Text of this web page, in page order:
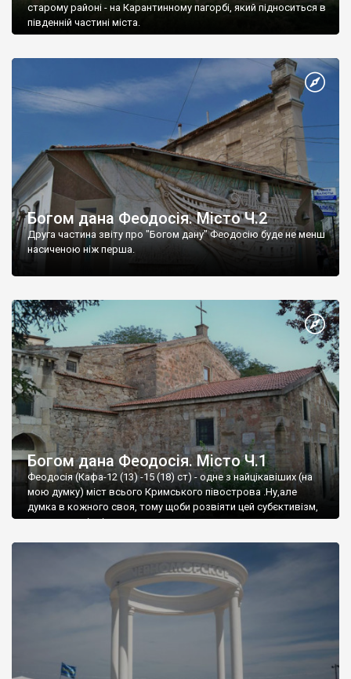
старому районі - на Карантинному пагорбі, який підноситься в
південній частині міста.
Богом дана Феодосія. Місто Ч.2
Друга частина звіту про "Богом дану" Феодосію буде не менш
насиченою ніж перша.
Богом дана Феодосія. Місто Ч.1
Феодосія (Кафа-12 (13) -15 (18) ст) - одне з найцікавіших (на
мою думку) міст всього Кримського півострова .Ну,але
думка в кожного своя, тому щоби розвіяти цей субєктивізм,
запрошую відвідати це